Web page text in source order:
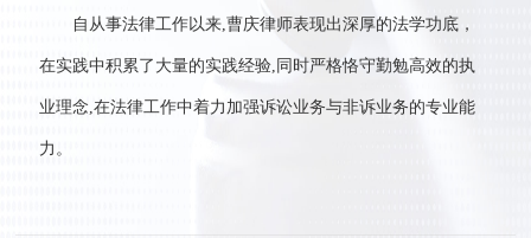
自从事法律工作以来,曹庆律师表现出深厚的法学功底，
在实践中积累了大量的实践经验,同时严格恪守勤勉高效的执
业理念,在法律工作中着力加强诉讼业务与非诉业务的专业能
力。